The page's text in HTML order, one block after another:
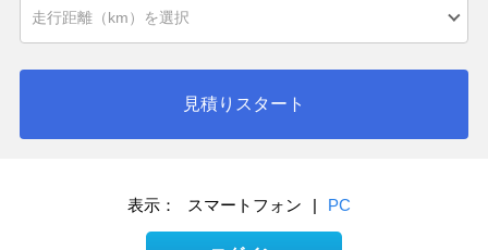
見積りスタート
表示： スマートフォン | PC